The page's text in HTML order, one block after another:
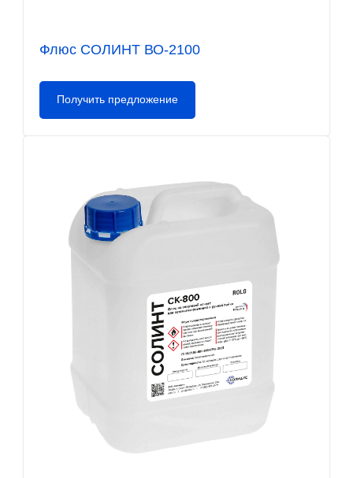
Флюс СОЛИНТ ВО-2100
Получить предложение